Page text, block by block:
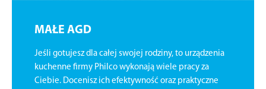
MAŁE AGD
Jeśli gotujesz dla całej swojej rodziny, to urządzenia
kuchenne firmy Philco wykonają wiele pracy za
Ciebie. Docenisz ich efektywność oraz praktyczne